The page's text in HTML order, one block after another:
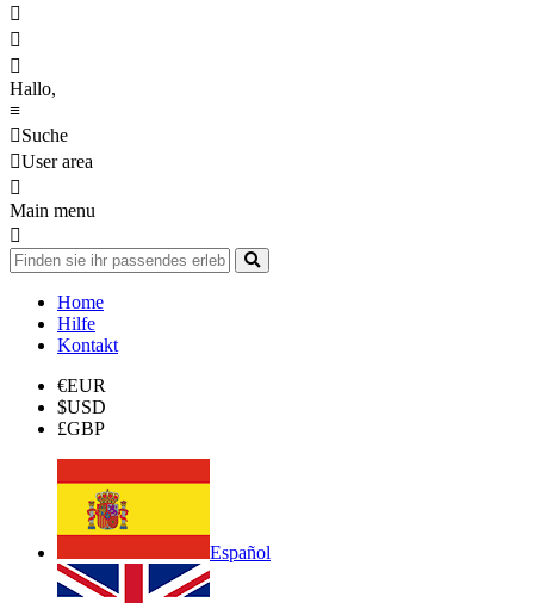



Hallo,
≡
Suche
User area

Main menu

Home
Hilfe
Kontakt
€EUR
$USD
£GBP
Español